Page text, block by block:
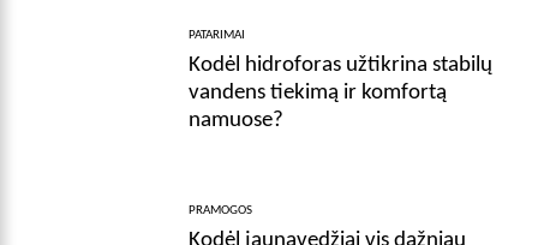
PATARIMAI
Kodėl hidroforas užtikrina stabilų
vandens tiekimą ir komfortą
namuose?
PRAMOGOS